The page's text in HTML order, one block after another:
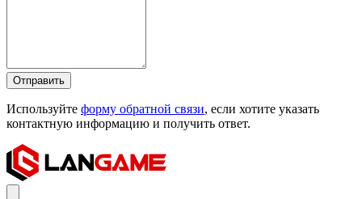
Отправить
Используйте форму обратной связи, если хотите указать
контактную информацию и получить ответ.